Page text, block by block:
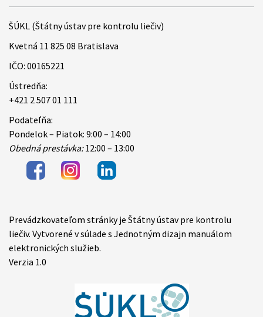
ŠÚKL (Štátny ústav pre kontrolu liečiv)
Kvetná 11 825 08 Bratislava
IČO: 00165221
Ústredňa:
+421 2 507 01 111
Podateľňa:
Pondelok – Piatok: 9:00 – 14:00
Obedná prestávka:12:00 – 13:00
Items
Prevádzkovateľom stránky je Štátny ústav pre kontrolu
liečiv. Vytvorené v súlade s Jednotným dizajn manuálom
elektronických služieb.
Verzia 1.0